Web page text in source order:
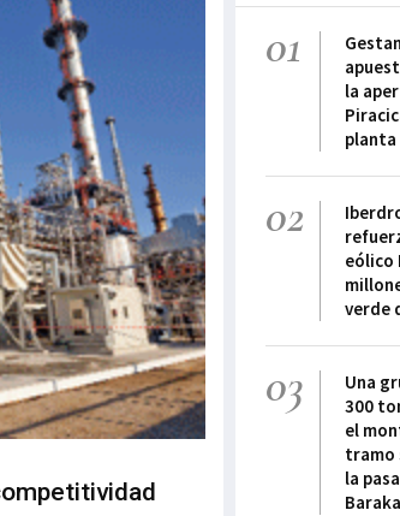
01
la
planta
02
eólico
verde
03
Una
300
el
tramo
la